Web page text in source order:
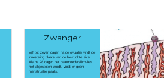
Zwanger
Vijf tot zeven dagen na de ovulatie vindt de
innesteling plaats van de bevruchte eicel.
Als na 28 dagen het baarmoederslijmvlies
niet afgestoten wordt, vindt er geen
menstruatie plaats.